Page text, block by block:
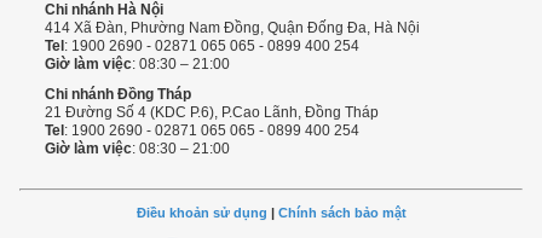
Chi nhánh Hà Nội
414 Xã Đàn, Phường Nam Đồng, Quận Đống Đa, Hà Nội
Tel : 1900 2690 - 02871 065 065 - 0899 400 254
Giờ làm việc: 08:30 – 21:00
Chi nhánh Đồng Tháp
21 Đường Số 4 (KDC P.6), P.Cao Lãnh, Đồng Tháp
Tel : 1900 2690 - 02871 065 065 - 0899 400 254
Giờ làm việc: 08:30 – 21:00
Điều khoản sử dụng | Chính sách bảo mật